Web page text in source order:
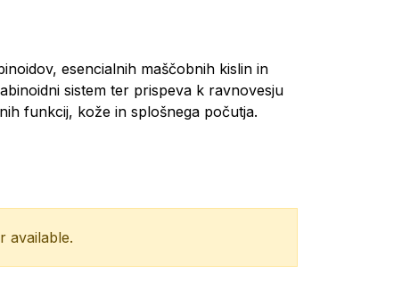
esencialnih maščobnih kislin in
sistem ter prispeva k ravnovesju
funkcij, kože in splošnega počutja.
available.